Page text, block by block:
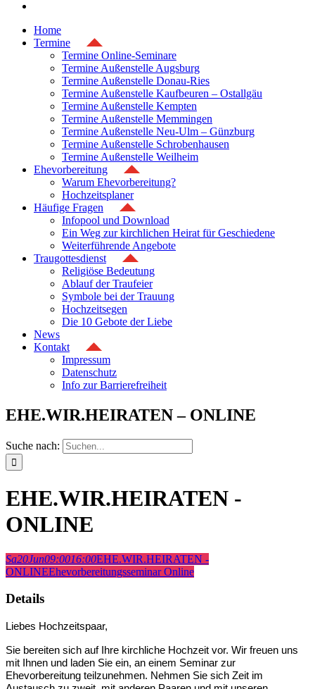
Home
Termine
Termine Online-Seminare
Termine Außenstelle Augsburg
Termine Außenstelle Donau-Ries
Termine Außenstelle Kaufbeuren – Ostallgäu
Termine Außenstelle Kempten
Termine Außenstelle Memmingen
Termine Außenstelle Neu-Ulm – Günzburg
Termine Außenstelle Schrobenhausen
Termine Außenstelle Weilheim
Ehevorbereitung
Warum Ehevorbereitung?
Hochzeitsplaner
Häufige Fragen
Infopool und Download
Ein Weg zur kirchlichen Heirat für Geschiedene
Weiterführende Angebote
Traugottesdienst
Religiöse Bedeutung
Ablauf der Traufeier
Symbole bei der Trauung
Hochzeitsegen
Die 10 Gebote der Liebe
News
Kontakt
Impressum
Datenschutz
Info zur Barrierefreiheit
EHE.WIR.HEIRATEN – ONLINE
Suche nach:
EHE.WIR.HEIRATEN -
ONLINE
Sa20Jun09:0016:00EHE.WIR.HEIRATEN -
ONLINEEhevorbereitungsseminar Online
Details
Liebes Hochzeitspaar,
Sie bereiten sich auf Ihre kirchliche Hochzeit vor. Wir freuen uns
mit Ihnen und laden Sie ein, an einem Seminar zur
Ehevorbereitung teilzunehmen. Nehmen Sie sich Zeit im